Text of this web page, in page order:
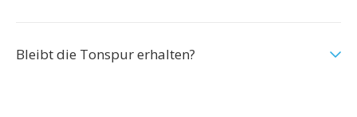
Bleibt die Tonspur erhalten?